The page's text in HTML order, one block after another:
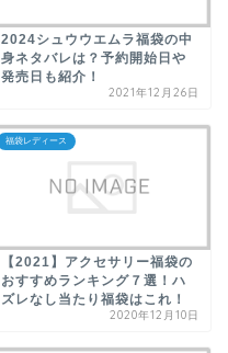
2024シュウウエムラ福袋の中
身ネタバレは？予約開始日や
発売日も紹介！
2021年12月26日
福袋レディース
【2021】アクセサリー福袋の
おすすめランキング７選！ハ
ズレなし当たり福袋はこれ！
2020年12月10日